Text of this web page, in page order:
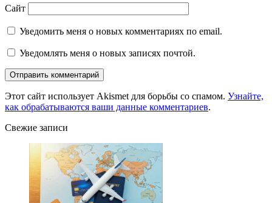
Сайт
Уведомить меня о новых комментариях по email.
Уведомлять меня о новых записях почтой.
Этот сайт использует Akismet для борьбы со спамом. Узнайте,
как обрабатываются ваши данные комментариев.
Свежие записи